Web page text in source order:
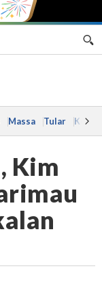
Massa Tular Kes
Kim